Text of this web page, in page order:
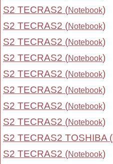
S2 TECRAS2 (Notebook)
S2 TECRAS2 (Notebook)
S2 TECRAS2 (Notebook)
S2 TECRAS2 (Notebook)
S2 TECRAS2 (Notebook)
S2 TECRAS2 (Notebook)
S2 TECRAS2 (Notebook)
S2 TECRAS2 (Notebook)
S2 TECRAS2 TOSHIBA (
S2 TECRAS2 (Notebook)